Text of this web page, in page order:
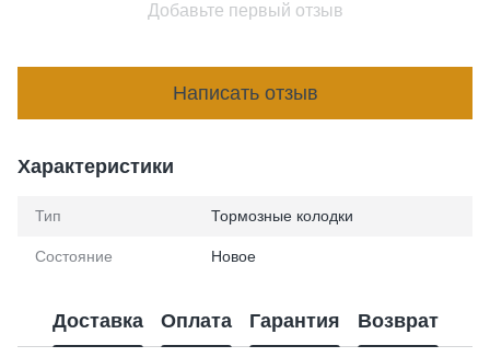
Добавьте первый отзыв
Написать отзыв
Характеристики
Тип Тормозные колодки
Состояние Новое
Доставка Оплата Гарантия Возврат